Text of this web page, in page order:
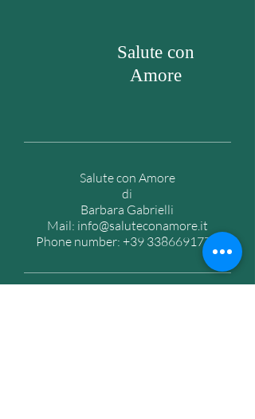
Salute con
Amore
Salute con Amore
di
Barbara Gabrielli
Mail: info@saluteconamore.it
Phone number: +39 3386691770